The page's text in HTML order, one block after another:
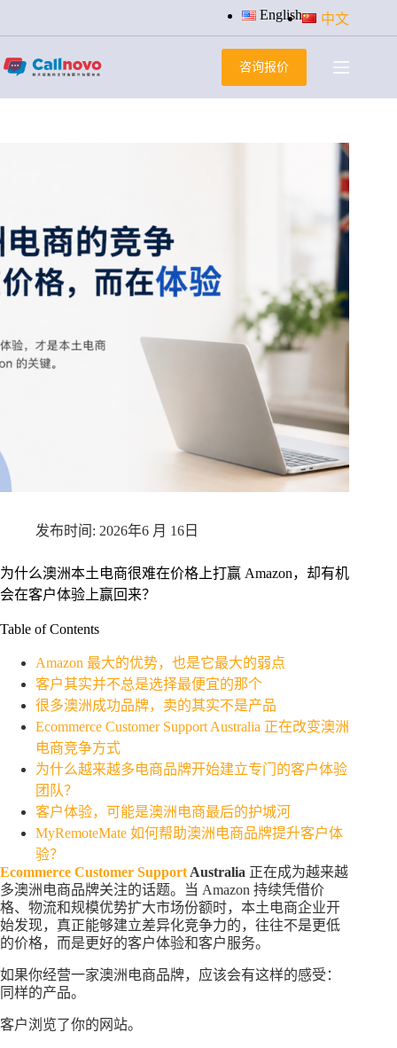
过
容
English 中文
咨询报价
2026年6 月 16日
为什么澳洲本土电商很难在价格上打赢 Amazon，却有机
会在客户体验上赢回来？
Table of Contents
Amazon 最大的优势，也是它最大的弱点
客户其实并不总是选择最便宜的那个
很多澳洲成功品牌，卖的其实不是产品
Ecommerce Customer Support Australia 正在改变澳洲
电商竞争方式
为什么越来越多电商品牌开始建立专门的客户体验
团队？
客户体验，可能是澳洲电商最后的护城河
MyRemoteMate 如何帮助澳洲电商品牌提升客户体
验？
Ecommerce Customer Support Australia 正在成为越来越
多澳洲电商品牌关注的话题。当 Amazon 持续凭借价
格、物流和规模优势扩大市场份额时，本土电商企业开
始发现，真正能够建立差异化竞争力的，往往不是更低
的价格，而是更好的客户体验和客户服务。
如果你经营一家澳洲电商品牌，应该会有这样的感受：
同样的产品。
客户浏览了你的网站。